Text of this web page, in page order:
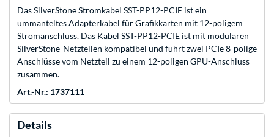
Das SilverStone Stromkabel SST-PP12-PCIE ist ein
ummanteltes Adapterkabel für Grafikkarten mit 12-poligem
Stromanschluss. Das Kabel SST-PP12-PCIE ist mit modularen
SilverStone-Netzteilen kompatibel und führt zwei PCIe 8-polige
Anschlüsse vom Netzteil zu einem 12-poligen GPU-Anschluss
zusammen.
Art.-Nr.: 1737111
Details